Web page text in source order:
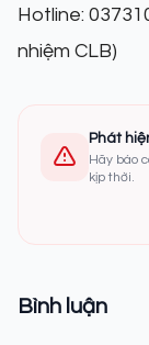
Hotline:
nhiệm CLB)
Phát
Hãy báo
kịp thời.
Bình luận